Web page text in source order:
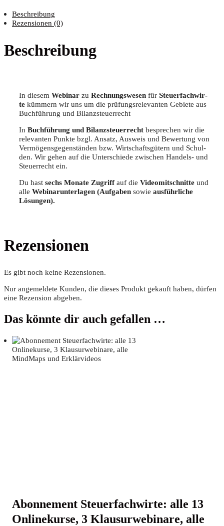
Beschreibung
Rezensionen (0)
Beschreibung
In die­sem Web­i­nar zu Rech­nungs­we­sen für Steu­er­fach­wir­
te küm­mern wir uns um die prü­fungs­re­le­van­ten Gebie­te aus
Buch­füh­rung und Bilanzsteuerrecht
In Buch­füh­rung und Bilanz­steu­er­recht bespre­chen wir die
rele­van­ten Punk­te bzgl. Ansatz, Aus­weis und Bewer­tung von
Ver­mö­gens­ge­gen­stän­den bzw. Wirt­schafts­gü­tern und Schul­
den. Wir gehen auf die Unter­schie­de zwi­schen Han­dels- und
Steu­er­recht ein.
Du hast sechs Mona­te Zugriffauf die Video­mit­schnit­te und
alle Web­i­nar­un­ter­la­gen (Auf­ga­ben sowie aus­führ­li­che
Lösungen).
Rezensionen
Es gibt noch keine Rezensionen.
Nur angemeldete Kunden, die dieses Produkt gekauft haben, dürfen
eine Rezension abgeben.
Das könnte dir auch gefallen …
Abon­ne­ment Steu­er­fach­wir­te: alle 13
Online­kur­se, 3 Klau­sur­web­i­na­re, alle